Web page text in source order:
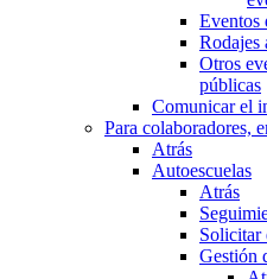
Eventos
Rodajes
Otros
públicas
Comunicar el
Para colaboradores,
Atrás
Autoescuelas
Atrás
Solicitar
Gestión